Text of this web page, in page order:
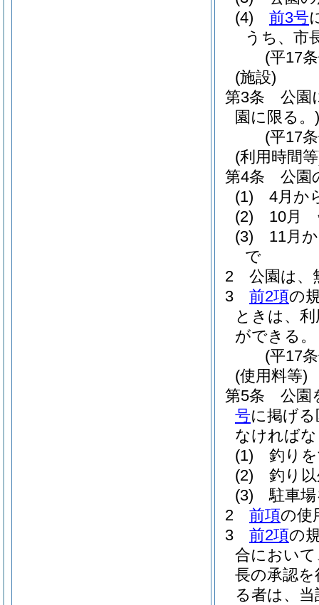
(4)
前3号
うち、市
(平17
(施設)
第3条
公園
園に限る。)
(平17
(利用時間
第4条
公園
(1)
4月か
(2)
10月
(3)
11月
で
2
公園は、
3
前2項の
ときは、
ができる。
(平17
(使用料等)
第5条
公園
号に掲げ
なければ
(1)
釣り
(2)
釣り
(3)
駐車
2
前項の使
3
前2項の
合において
長の承認
る者は、当